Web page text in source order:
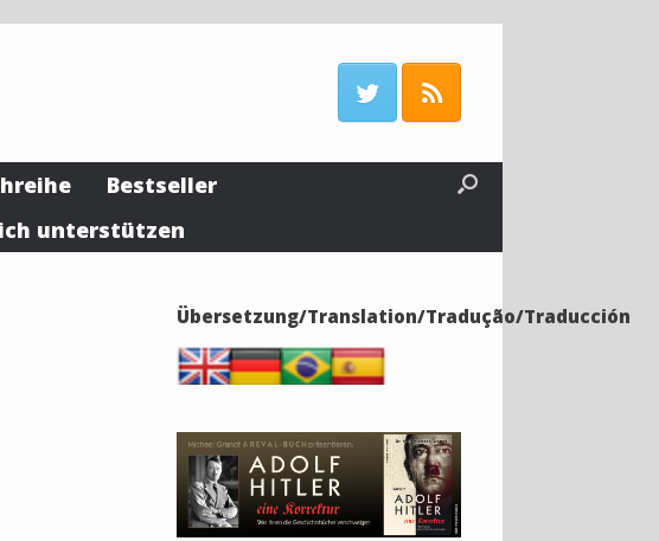
Bestseller
unterstützen
Übersetzung/Translation/Tradução/Traducción